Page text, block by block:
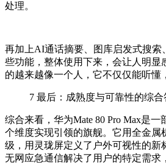
处理。
再加上AI通话摘要、图库启发式搜索
些功能，整体使用下来 ，会让人明显
的越来越像一个人，它不仅仅能听懂
7 最后：成熟度与可靠性的综合
综合来看， 华为Mate 80 Pro Max是
个维度实现引领的旗舰。它用全金属
级，用灵珑屏定义了户外可视性的新
无网应急通信解决了用户的特定需求